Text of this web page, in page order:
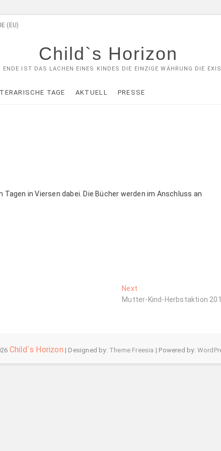
(EU)
Child`s Horizon
ENDE IST DAS LACHEN EINES KINDES DIE EINZIGE WÄHRUNG DIE
TAGE AKTUELL PRESSE
in Viersen dabei. Die Bücher werden im Anschluss an
Next
post:
Mutter-Kind-Herbstaktion
Child`s Horizon | Designed by: Theme Freesia | Powered by: